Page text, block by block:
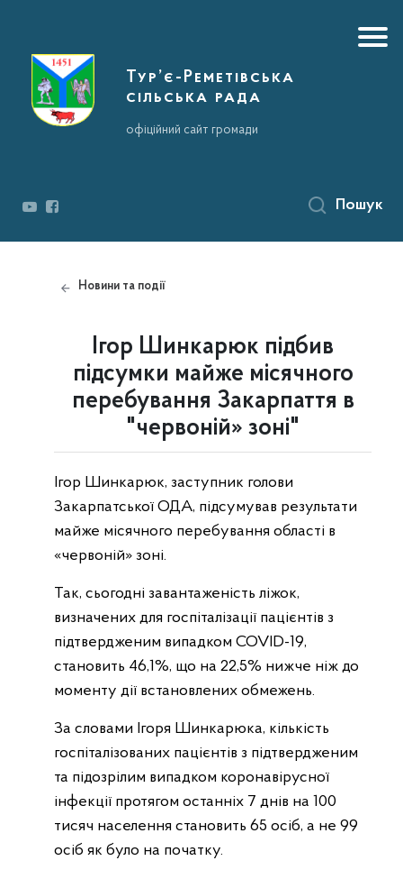
Тур’є-Реметівська
сільська рада
офіційний сайт громади
Пошук
Новини та події
Ігор Шинкарюк підбив
підсумки майже місячного
перебування Закарпаття в
"червоній» зоні"
Ігор Шинкарюк, заступник голови
Закарпатської ОДА, підсумував результати
майже місячного перебування області в
«червоній» зоні.
Так, сьогодні завантаженість ліжок,
визначених для госпіталізації пацієнтів з
підтвердженим випадком COVID-19,
становить 46,1%, що на 22,5% нижче ніж до
моменту дії встановлених обмежень.
За словами Ігоря Шинкарюка, кількість
госпіталізованих пацієнтів з підтвердженим
та підозрілим випадком коронавірусної
інфекції протягом останніх 7 днів на 100
тисяч населення становить 65 осіб, а не 99
осіб як було на початку.